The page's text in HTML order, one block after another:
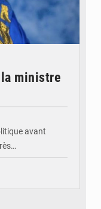
ministre
avant